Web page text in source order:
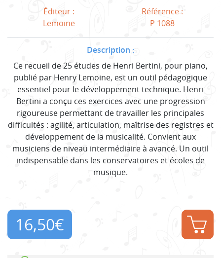
Éditeur :
Lemoine
Référence :
P 1088
Description :
Ce recueil de 25 études de Henri Bertini, pour piano,
publié par Henry Lemoine, est un outil pédagogique
essentiel pour le développement technique. Henri
Bertini a conçu ces exercices avec une progression
rigoureuse permettant de travailler les principales
difficultés : agilité, articulation, maîtrise des registres et
développement de la musicalité. Convient aux
musiciens de niveau intermédiaire à avancé. Un outil
indispensable dans les conservatoires et écoles de
musique.
16,50€